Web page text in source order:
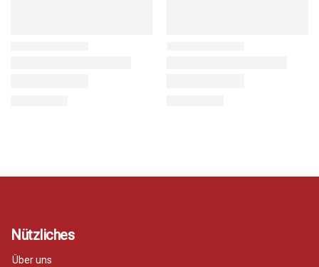
Nützliches
Über uns